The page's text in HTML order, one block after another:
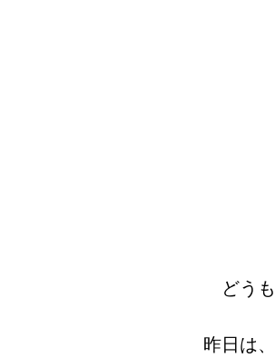
どうも
昨日は